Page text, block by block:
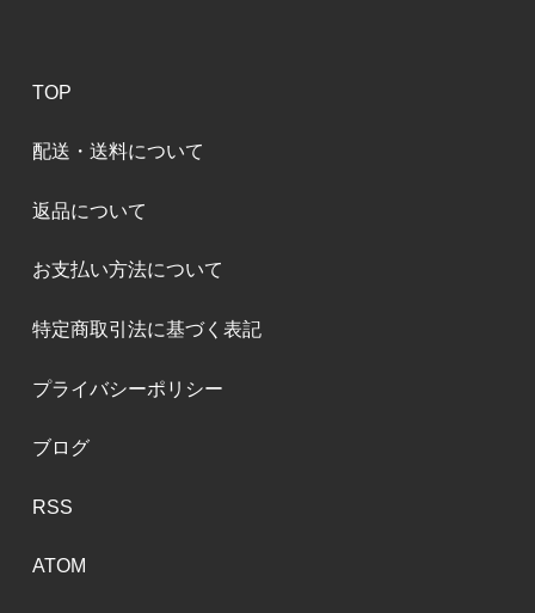
TOP
配送・送料について
返品について
お支払い方法について
特定商取引法に基づく表記
プライバシーポリシー
ブログ
RSS
ATOM